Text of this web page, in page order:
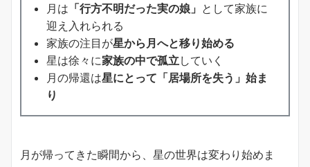
月は 「行方不明だった実の娘」 として家族に
迎え入れられる
家族の注目が星から月へと移り始める
星は徐々に家族の中で孤立 していく
月の帰還は星にとって「居場所を失う」始ま
り
月が帰ってきた瞬間から、星の世界は変わり始めま